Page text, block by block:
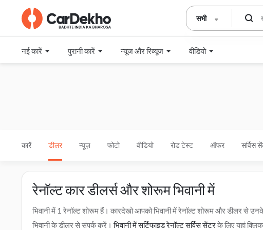
सभी
नई कारें पुरानी कारें न्यूज और रिव्यूज वीडियो
कारें डीलर न्यूज़ फोटो वीडियो रोड टेस्ट ऑफर सर्विस
रेनॉल्ट कार डीलर्स और शोरूम भिवानी में
भिवानी में 1 रेनॉल्ट शोरूम हैं। कारदेखो आपको भिवानी में रेनॉल्ट शोरूम और डीलर से
भिवानी के डीलर से संपर्क करें।भिवानी में सर्टिफाइड रेनॉल्ट सर्विस सेंटरके लिए यहां